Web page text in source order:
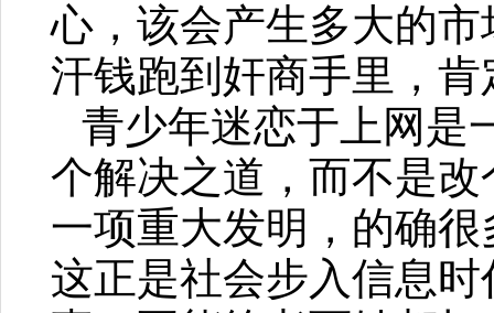
心，该会产生多大的
汗钱跑到奸商手里，
青少年迷恋于上网是
个解决之道，而不是
一项重大发明，的确
这正是社会步入信息